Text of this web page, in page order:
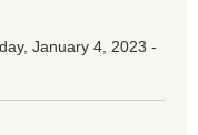
January 4, 2023 -